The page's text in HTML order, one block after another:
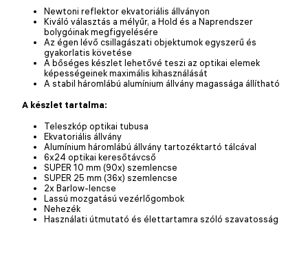
Newtoni reflektor ekvatoriális állványon
Kiváló választás a mélyűr, a Hold és a Naprendszer
bolygóinak megfigyelésére
Az égen lévő csillagászati objektumok egyszerű és
gyakorlatis követése
A bőséges készlet lehetővé teszi az optikai elemek
képességeinek maximális kihasználását
A stabil háromlábú alumínium állvány magassága állítható
A készlet tartalma:
Teleszkóp optikai tubusa
Ekvatoriális állvány
Alumínium háromlábú állvány tartozéktartó tálcával
6x24 optikai keresőtávcső
SUPER 10 mm (90x) szemlencse
SUPER 25 mm (36x) szemlencse
2x Barlow-lencse
Lassú mozgatású vezérlőgombok
Nehezék
Használati útmutató és élettartamra szóló szavatosság